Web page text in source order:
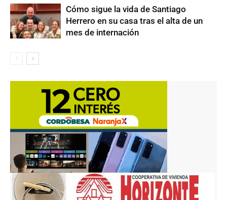
Cómo sigue la vida de Santiago
Herrero en su casa tras el alta de un
mes de internación